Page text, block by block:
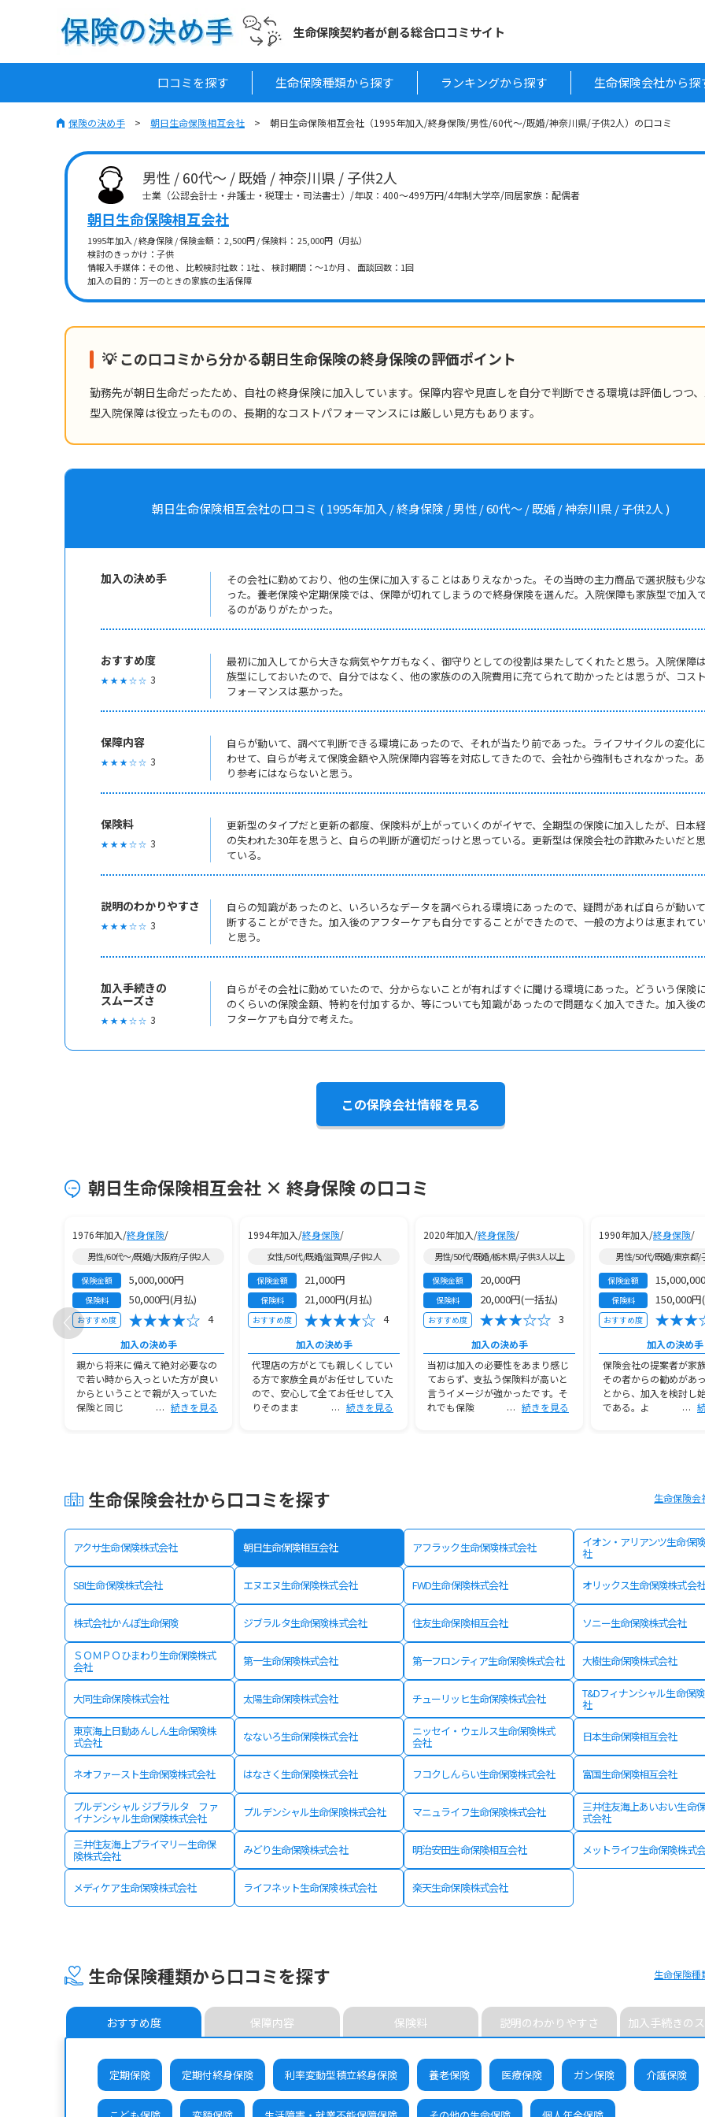
生命保険契約者が創る総合口コミサイト
口コミを探す 生命保険種類から探す ランキングから探す 生命保険会社から探
保険の決め手 朝日生命保険相互会社 朝日生命保険相互会社（1995年加入/終身保険/男性/60代～/既婚/神奈川県/子供2人）の口コミ
男性 / 60代～ / 既婚 / 神奈川県 / 子供2人
士業（公認会計士・弁護士・税理士・司法書士）/年収：400～499万円/4年制大学卒/同居家族：配偶者
朝日生命保険相互会社
1995年加入 / 終身保険 / 保険金額： 2,500円 / 保険料： 25,000円（月払）
検討のきっかけ：子供
情報入手媒体：その他 、 比較検討社数：1社 、 検討期間：～1か月 、 面談回数：1回
加入の目的：万一のときの家族の生活保障
💡 この口コミから分かる朝日生命保険の終身保険の評価ポイント
勤務先が朝日生命だったため、自社の終身保険に加入しています。保障内容や見直しを自分で判断できる環境は評価しつつ
型入院保障は役立ったものの、長期的なコストパフォーマンスには厳しい見方もあります。
朝日生命保険相互会社の口コミ ( 1995年加入 / 終身保険 / 男性 / 60代～ / 既婚 / 神奈川県 / 子供2人 )
加入の決め手
その会社に勤めており、他の生保に加入することはありえなかった。その当時の主力商品で選択肢も少
った。養老保険や定期保険では、保障が切れてしまうので終身保険を選んだ。入院保障も家族型で加入
るのがありがたかった。
おすすめ度
★ ★ ★ ☆ ☆ 3
最初に加入してから大きな病気やケガもなく、御守りとしての役割は果たしてくれたと思う。入院保障
族型にしておいたので、自分ではなく、他の家族のの入院費用に充てられて助かったとは思うが、コス
フォーマンスは悪かった。
保障内容
★ ★ ★ ☆ ☆ 3
自らが動いて、調べて判断できる環境にあったので、それが当たり前であった。ライフサイクルの変化
わせて、自らが考えて保険金額や入院保障内容等を対応してきたので、会社から強制もされなかった。
り参考にはならないと思う。
保険料
★ ★ ★ ☆ ☆ 3
更新型のタイプだと更新の都度、保険料が上がっていくのがイヤで、全期型の保険に加入したが、日本
の失われた30年を思うと、自らの判断が適切だっけと思っている。更新型は保険会社の詐欺みたいだと
ている。
説明のわかりやすさ
★ ★ ★ ☆ ☆ 3
自らの知識があったのと、いろいろなデータを調べられる環境にあったので、疑問があれば自らが動い
断することができた。加入後のアフターケアも自分ですることができたので、一般の方よりは恵まれて
と思う。
加入手続きの
スムーズさ
★ ★ ★ ☆ ☆ 3
自らがその会社に勤めていたので、分からないことが有ればすぐに聞ける環境にあった。どういう保険
のくらいの保険金額、特約を付加するか、等についても知識があったので問題なく加入できた。加入後
フターケアも自分で考えた。
この保険会社情報を見る
朝日生命保険相互会社 × 終身保険 の口コミ
1976年加入/終身保険/
男性/60代～/既婚/大阪府/子供2人
保険金額 5,000,000円
保険料 50,000円(月払)
おすすめ度 4
加入の決め手
親から将来に備えて絶対必要なの
で若い時から入っといた方が良い
からということで親が入っていた
保険と同じ
続きを見る
1994年加入/終身保険/
女性/50代/既婚/滋賀県/子供2人
保険金額 21,000円
保険料 21,000円(月払)
おすすめ度 4
加入の決め手
代理店の方がとても親しくしてい
る方で家族全員がお任せしていた
ので、安心して全てお任せして入
りそのまま
続きを見る
2020年加入/終身保険/
男性/50代/既婚/栃木県/子供3人以上
保険金額 20,000円
保険料 20,000円(一括払)
おすすめ度 3
加入の決め手
当初は加入の必要性をあまり感じ
ておらず、支払う保険料が高いと
言うイメージが強かったです。そ
れでも保険
続きを見る
1990年加入/終身保険/
男性/50代/既婚/東京都/
保険金額
保険料 150,000円
おすすめ度
加入の決め手
保険会社の提案者が家族
その者からの勧めがあ
とから、加入を検討し
である。よ
生命保険会社から口コミを探す
アクサ生命保険株式会社 朝日生命保険相互会社 アフラック生命保険株式会社 イオン・アリアンツ生命保
社
SBI生命保険株式会社 エヌエヌ生命保険株式会社 FWD生命保険株式会社 オリックス生命保険株式会社
株式会社かんぽ生命保険 ジブラルタ生命保険株式会社 住友生命保険相互会社 ソニー生命保険株式会社
ＳＯＭＰＯひまわり生命保険株式
会社 第一生命保険株式会社 第一フロンティア生命保険株式会社 大樹生命保険株式会社
大同生命保険株式会社 太陽生命保険株式会社 チューリッヒ生命保険株式会社 T&Dフィナンシャル生命保
社
東京海上日動あんしん生命保険株
式会社 なないろ生命保険株式会社 ニッセイ・ウェルス生命保険株式
会社 日本生命保険相互会社
ネオファースト生命保険株式会社 はなさく生命保険株式会社 フコクしんらい生命保険株式会社 富国生命保険相互会社
プルデンシャル ジブラルタ ファ
イナンシャル生命保険株式会社 プルデンシャル生命保険株式会社 マニュライフ生命保険株式会社 三井住友海上あいおい生命
式会社
三井住友海上プライマリー生命保
険株式会社 みどり生命保険株式会社 明治安田生命保険相互会社 メットライフ生命保険株式
メディケア生命保険株式会社 ライフネット生命保険株式会社 楽天生命保険株式会社
生命保険会
生命保険種類から口コミを探す
おすすめ度 保障内容 保険料 説明のわかりやすさ 加入手続きの
定期保険 定期付終身保険 利率変動型積立終身保険 養老保険 医療保険 ガン保険 介護保険
生命保険種